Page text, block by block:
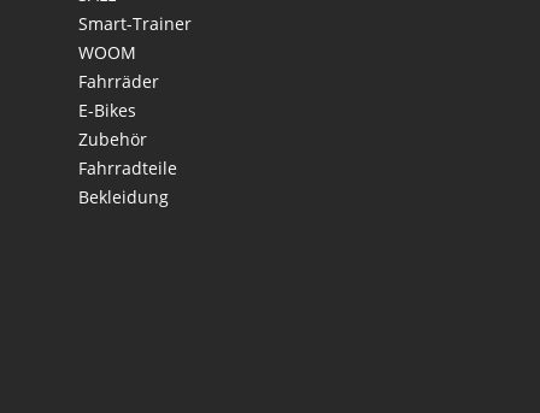
Smart-Trainer
WOOM
Fahrräder
E-Bikes
Zubehör
Fahrradteile
Bekleidung